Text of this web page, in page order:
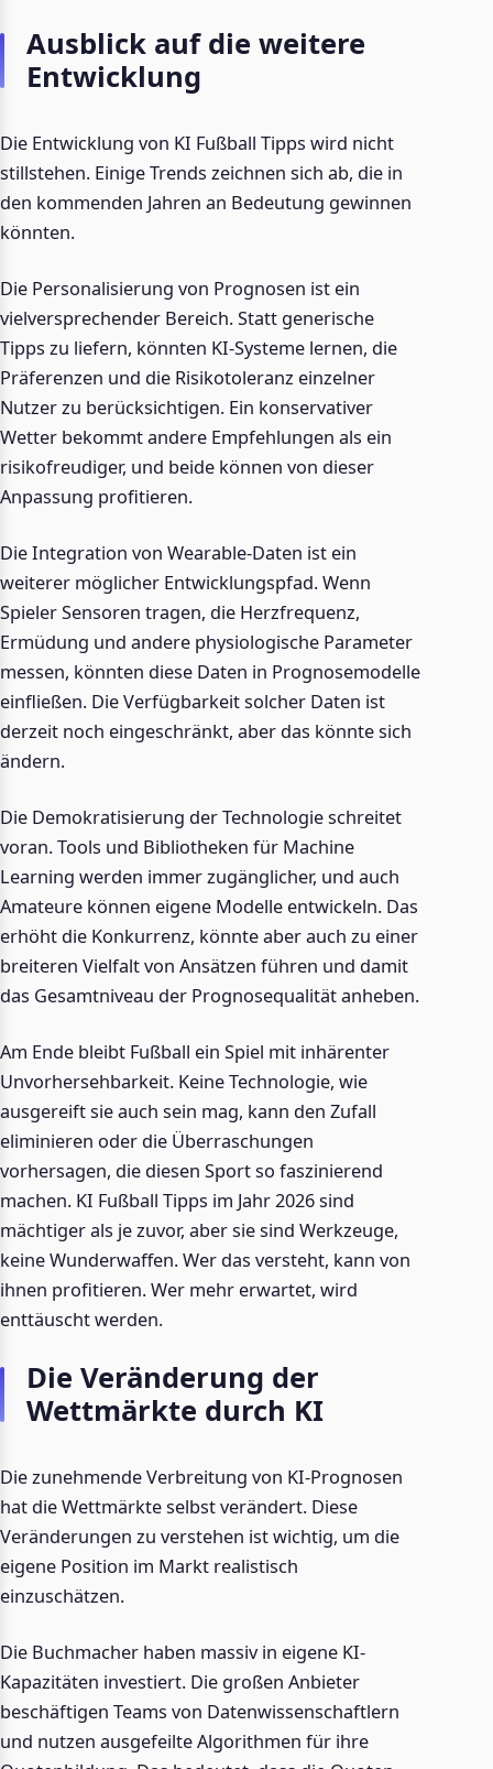
Ausblick auf die weitere
Entwicklung
Die Entwicklung von KI Fußball Tipps wird nicht
stillstehen. Einige Trends zeichnen sich ab, die in
den kommenden Jahren an Bedeutung gewinnen
könnten.
Die Personalisierung von Prognosen ist ein
vielversprechender Bereich. Statt generische
Tipps zu liefern, könnten KI-Systeme lernen, die
Präferenzen und die Risikotoleranz einzelner
Nutzer zu berücksichtigen. Ein konservativer
Wetter bekommt andere Empfehlungen als ein
risikofreudiger, und beide können von dieser
Anpassung profitieren.
Die Integration von Wearable-Daten ist ein
weiterer möglicher Entwicklungspfad. Wenn
Spieler Sensoren tragen, die Herzfrequenz,
Ermüdung und andere physiologische Parameter
messen, könnten diese Daten in Prognosemodelle
einfließen. Die Verfügbarkeit solcher Daten ist
derzeit noch eingeschränkt, aber das könnte sich
ändern.
Die Demokratisierung der Technologie schreitet
voran. Tools und Bibliotheken für Machine
Learning werden immer zugänglicher, und auch
Amateure können eigene Modelle entwickeln. Das
erhöht die Konkurrenz, könnte aber auch zu einer
breiteren Vielfalt von Ansätzen führen und damit
das Gesamtniveau der Prognosequalität anheben.
Am Ende bleibt Fußball ein Spiel mit inhärenter
Unvorhersehbarkeit. Keine Technologie, wie
ausgereift sie auch sein mag, kann den Zufall
eliminieren oder die Überraschungen
vorhersagen, die diesen Sport so faszinierend
machen. KI Fußball Tipps im Jahr 2026 sind
mächtiger als je zuvor, aber sie sind Werkzeuge,
keine Wunderwaffen. Wer das versteht, kann von
ihnen profitieren. Wer mehr erwartet, wird
enttäuscht werden.
Die Veränderung der
Wettmärkte durch KI
Die zunehmende Verbreitung von KI-Prognosen
hat die Wettmärkte selbst verändert. Diese
Veränderungen zu verstehen ist wichtig, um die
eigene Position im Markt realistisch
einzuschätzen.
Die Buchmacher haben massiv in eigene KI-
Kapazitäten investiert. Die großen Anbieter
beschäftigen Teams von Datenwissenschaftlern
und nutzen ausgefeilte Algorithmen für ihre